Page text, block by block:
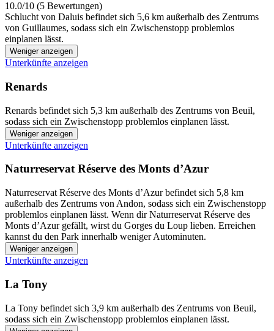
10.0/10 (5 Bewertungen)
Schlucht von Daluis befindet sich 5,6 km außerhalb des Zentrums
von Guillaumes, sodass sich ein Zwischenstopp problemlos
einplanen lässt.
Weniger anzeigen
Unterkünfte anzeigen
Renards
Renards befindet sich 5,3 km außerhalb des Zentrums von Beuil,
sodass sich ein Zwischenstopp problemlos einplanen lässt.
Weniger anzeigen
Unterkünfte anzeigen
Naturreservat Réserve des Monts d’Azur
Naturreservat Réserve des Monts d’Azur befindet sich 5,8 km
außerhalb des Zentrums von Andon, sodass sich ein Zwischenstopp
problemlos einplanen lässt. Wenn dir Naturreservat Réserve des
Monts d’Azur gefällt, wirst du Gorges du Loup lieben. Erreichen
kannst du den Park innerhalb weniger Autominuten.
Weniger anzeigen
Unterkünfte anzeigen
La Tony
La Tony befindet sich 3,9 km außerhalb des Zentrums von Beuil,
sodass sich ein Zwischenstopp problemlos einplanen lässt.